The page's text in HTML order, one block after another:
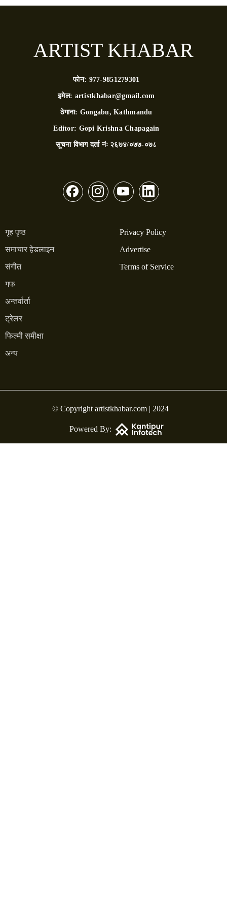
ARTIST KHABAR
फोन: 977-9851279301
इमेल: artistkhabar@gmail.com
ठेगाना: Gongabu, Kathmandu
Editor: Gopi Krishna Chapagain
सूचना विभाग दर्ता नंः २६७४/०७७-०७८
गृह पृष्ठ
समाचार हेडलाइन
संगीत
गफ
अन्तर्वार्ता
ट्रेलर
फिल्मी समीक्षा
अन्य
Privacy Policy
Advertise
Terms of Service
© Copyright artistkhabar.com | 2024
Powered By: